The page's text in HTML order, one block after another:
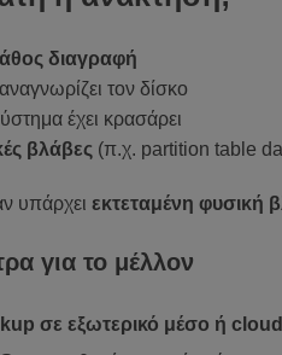
διαγραφή
τον δίσκο
έχει κρασάρει
βλάβες (π.χ. partition table
υπάρχει εκτεταμένη φυσική
για το μέλλον
σε εξωτερικό μέσο ή cloud